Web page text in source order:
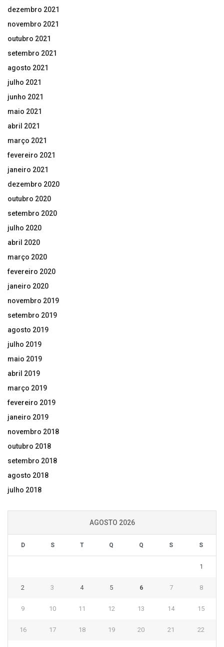
dezembro 2021
novembro 2021
outubro 2021
setembro 2021
agosto 2021
julho 2021
junho 2021
maio 2021
abril 2021
março 2021
fevereiro 2021
janeiro 2021
dezembro 2020
outubro 2020
setembro 2020
julho 2020
abril 2020
março 2020
fevereiro 2020
janeiro 2020
novembro 2019
setembro 2019
agosto 2019
julho 2019
maio 2019
abril 2019
março 2019
fevereiro 2019
janeiro 2019
novembro 2018
outubro 2018
setembro 2018
agosto 2018
julho 2018
AGOSTO 2026
D S T Q Q S S
1
2 3 4 5 6 7 8
9 10 11 12 13 14 15
16 17 18 19 20 21 22